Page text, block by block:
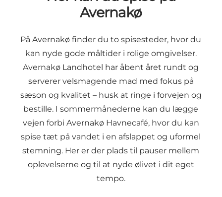
Avernakø
På Avernakø finder du to spisesteder, hvor du
kan nyde gode måltider i rolige omgivelser.
Avernakø Landhotel har åbent året rundt og
serverer velsmagende mad med fokus på
sæson og kvalitet – husk at ringe i forvejen og
bestille. I sommermånederne kan du lægge
vejen forbi Avernakø Havnecafé, hvor du kan
spise tæt på vandet i en afslappet og uformel
stemning. Her er der plads til pauser mellem
oplevelserne og til at nyde ølivet i dit eget
tempo.